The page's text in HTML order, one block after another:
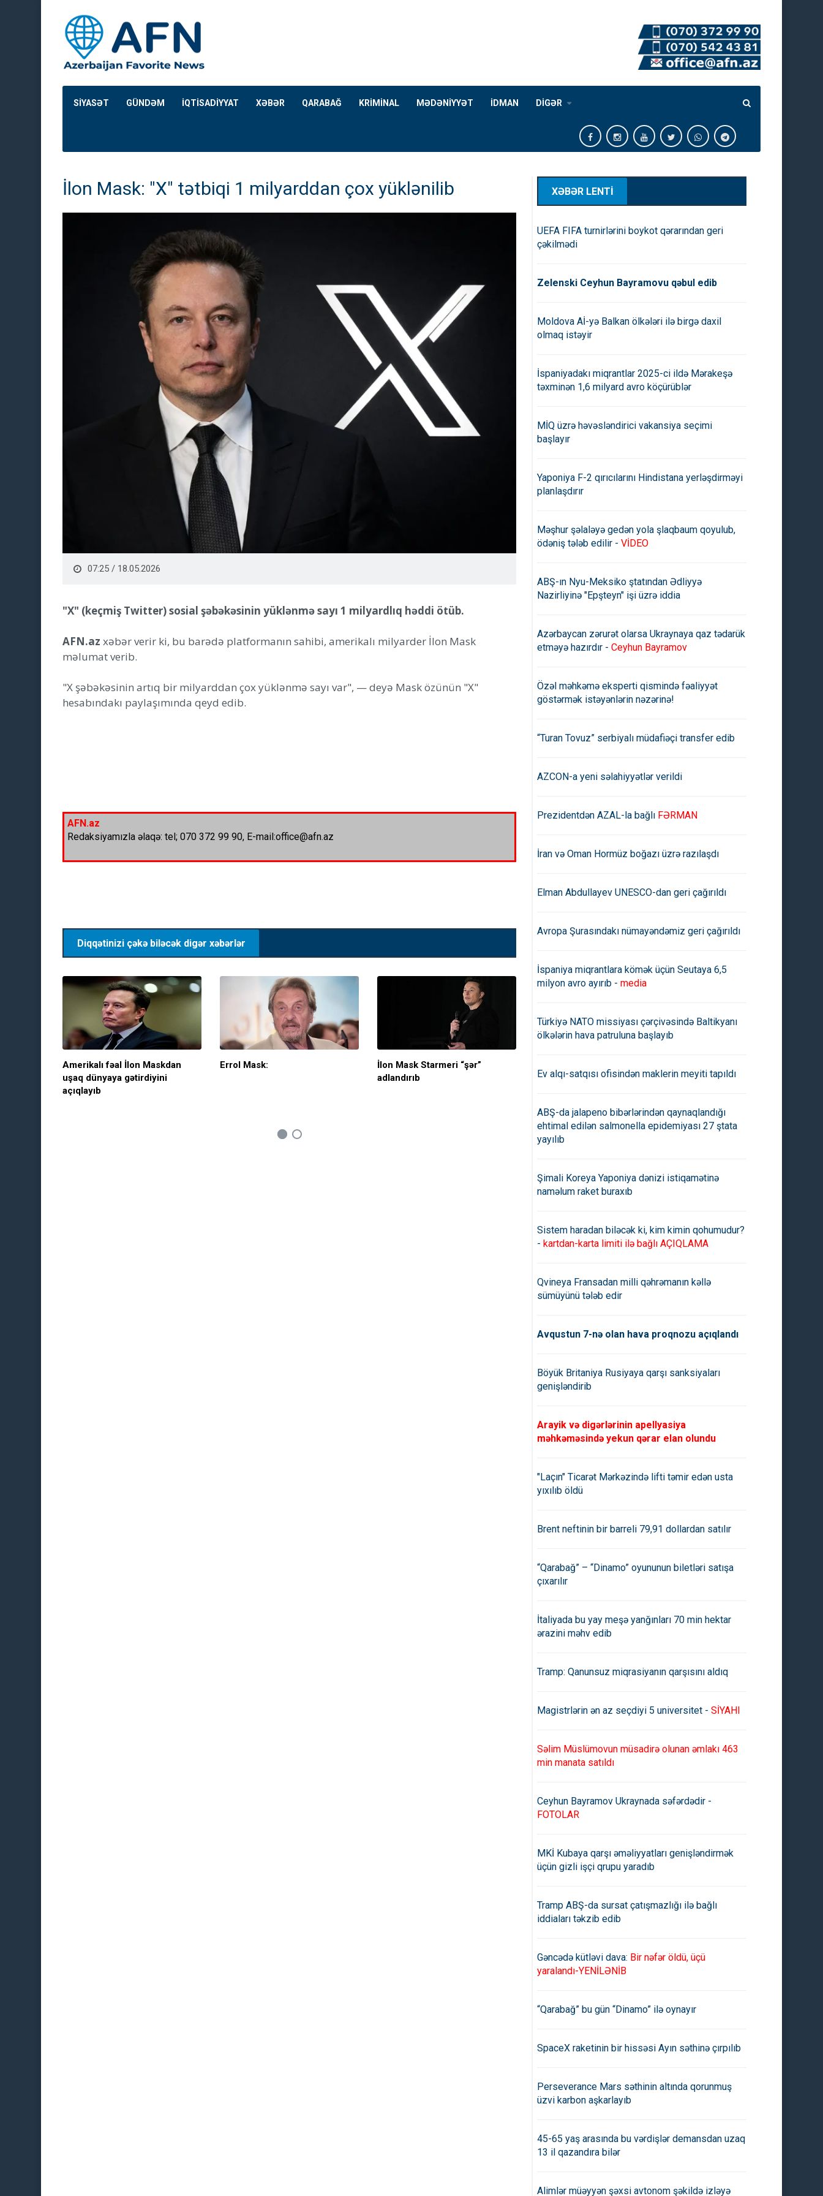
SİYASƏT GÜNDƏM İQTİSADİYYAT XƏBƏR QARABAĞ KRİMİNAL MƏDƏNİYYƏT İDMAN DİGƏR
İlon Mask: "X" tətbiqi 1 milyarddan çox yüklənilib
07:25 / 18.05.2026
"X" (keçmiş Twitter) sosial şəbəkəsinin yüklənmə sayı 1 milyardlıq həddi ötüb.
AFN.az xəbər verir ki, bu barədə platformanın sahibi, amerikalı milyarder İlon Mask
məlumat verib.
"X şəbəkəsinin artıq bir milyarddan çox yüklənmə sayı var", — deyə Mask özünün "X"
hesabındakı paylaşımında qeyd edib.
AFN.az
Redaksiyamızla əlaqə: tel; 070 372 99 90, E-mail:office@afn.az
Diqqətinizi çəkə biləcək digər xəbərlər
Amerikalı fəal İlon Maskdan
uşaq dünyaya gətirdiyini
açıqlayıb
Errol Mask:
İlon Mask Starmeri “şər”
adlandırıb
məhkəməyə verir
əl çəkməyi və Ukraynanı tərk
XƏBƏR LENTİ
UEFA FIFA turnirlərini boykot qərarından geri
çəkilmədi
Zelenski Ceyhun Bayramovu qəbul edib
Moldova Aİ-yə Balkan ölkələri ilə birgə daxil
olmaq istəyir
İspaniyadakı miqrantlar 2025-ci ildə Mərakeşə
təxminən 1,6 milyard avro köçürüblər
MİQ üzrə həvəsləndirici vakansiya seçimi
başlayır
Yaponiya F-2 qırıcılarını Hindistana yerləşdirməyi
planlaşdırır
Məşhur şəlaləyə gedən yola şlaqbaum qoyulub,
ödəniş tələb edilir - VİDEO
ABŞ-ın Nyu-Meksiko ştatından Ədliyyə
Nazirliyinə "Epşteyn" işi üzrə iddia
Azərbaycan zərurət olarsa Ukraynaya qaz tədarük
etməyə hazırdır - Ceyhun Bayramov
Özəl məhkəmə eksperti qismində fəaliyyət
göstərmək istəyənlərin nəzərinə!
“Turan Tovuz” serbiyalı müdafiəçi transfer edib
AZCON-a yeni səlahiyyətlər verildi
Prezidentdən AZAL-la bağlı FƏRMAN
İran və Oman Hormüz boğazı üzrə razılaşdı
Elman Abdullayev UNESCO-dan geri çağırıldı
Avropa Şurasındakı nümayəndəmiz geri çağırıldı
İspaniya miqrantlara kömək üçün Seutaya 6,5
milyon avro ayırıb - media
Türkiyə NATO missiyası çərçivəsində Baltikyanı
ölkələrin hava patruluna başlayıb
Ev alqı-satqısı ofisindən maklerin meyiti tapıldı
ABŞ-da jalapeno bibərlərindən qaynaqlandığı
ehtimal edilən salmonella epidemiyası 27 ştata
yayılıb
Şimali Koreya Yaponiya dənizi istiqamətinə
naməlum raket buraxıb
Sistem haradan biləcək ki, kim kimin qohumudur?
- kartdan-karta limiti ilə bağlı AÇIQLAMA
Qvineya Fransadan milli qəhrəmanın kəllə
sümüyünü tələb edir
Avqustun 7-nə olan hava proqnozu açıqlandı
Böyük Britaniya Rusiyaya qarşı sanksiyaları
genişləndirib
Arayik və digərlərinin apellyasiya
məhkəməsində yekun qərar elan olundu
"Laçın" Ticarət Mərkəzində lifti təmir edən usta
yıxılıb öldü
Brent neftinin bir barreli 79,91 dollardan satılır
“Qarabağ” – “Dinamo” oyununun biletləri satışa
çıxarılır
İtaliyada bu yay meşə yanğınları 70 min hektar
ərazini məhv edib
Tramp: Qanunsuz miqrasiyanın qarşısını aldıq
Magistrlərin ən az seçdiyi 5 universitet - SİYAHI
Səlim Müslümovun müsadirə olunan əmlakı 463
min manata satıldı
Ceyhun Bayramov Ukraynada səfərdədir -
FOTOLAR
MKİ Kubaya qarşı əməliyyatları genişləndirmək
üçün gizli işçi qrupu yaradıb
Tramp ABŞ-da sursat çatışmazlığı ilə bağlı
iddiaları təkzib edib
Gəncədə kütləvi dava: Bir nəfər öldü, üçü
yaralandı-YENİLƏNİB
“Qarabağ” bu gün “Dinamo” ilə oynayır
SpaceX raketinin bir hissəsi Ayın səthinə çırpılıb
Perseverance Mars səthinin altında qorunmuş
üzvi karbon aşkarlayıb
45-65 yaş arasında bu vərdişlər demansdan uzaq
13 il qazandıra bilər
Alimlər müəyyən şəxsi avtonom şəkildə izləyə